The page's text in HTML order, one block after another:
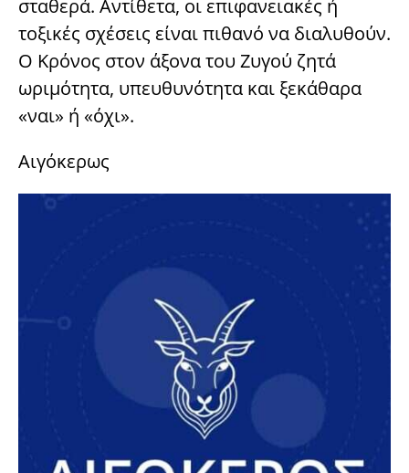
σταθερά. Αντίθετα, οι επιφανειακές ή
τοξικές σχέσεις είναι πιθανό να διαλυθούν.
Ο Κρόνος στον άξονα του Ζυγού ζητά
ωριμότητα, υπευθυνότητα και ξεκάθαρα
«ναι» ή «όχι».
Αιγόκερως